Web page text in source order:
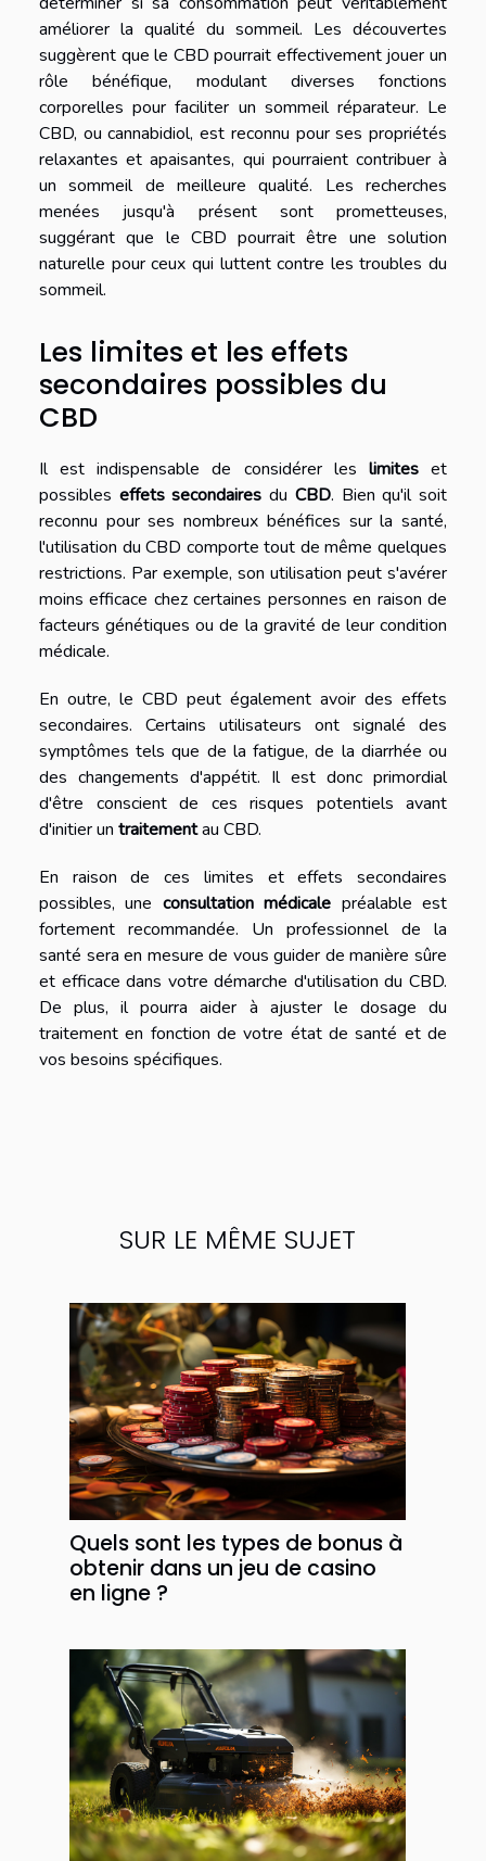
améliorer la qualité du sommeil. Les découvertes
suggèrent que le CBD pourrait effectivement jouer un
rôle bénéfique, modulant diverses fonctions
corporelles pour faciliter un sommeil réparateur. Le
CBD, ou cannabidiol, est reconnu pour ses propriétés
relaxantes et apaisantes, qui pourraient contribuer à
un sommeil de meilleure qualité. Les recherches
menées jusqu'à présent sont prometteuses,
suggérant que le CBD pourrait être une solution
naturelle pour ceux qui luttent contre les troubles du
sommeil.
Les limites et les effets
secondaires possibles du
CBD
Il est indispensable de considérer les limiteset
possibles effets secondaires du CBD. Bien qu'il soit
reconnu pour ses nombreux bénéfices sur la santé,
l'utilisation du CBD comporte tout de même quelques
restrictions. Par exemple, son utilisation peut s'avérer
moins efficace chez certaines personnes en raison de
facteurs génétiques ou de la gravité de leur condition
médicale.
En outre, le CBD peut également avoir des effets
secondaires. Certains utilisateurs ont signalé des
symptômes tels que de la fatigue, de la diarrhée ou
des changements d'appétit. Il est donc primordial
d'être conscient de ces risques potentiels avant
d'initier un traitementau CBD.
En raison de ces limites et effets secondaires
possibles, une consultation médicale préalable est
fortement recommandée. Un professionnel de la
santé sera en mesure de vous guider de manière sûre
et efficace dans votre démarche d'utilisation du CBD.
De plus, il pourra aider à ajuster le dosage du
traitement en fonction de votre état de santé et de
vos besoins spécifiques.
SUR LE MÊME SUJET
Quels sont les types de bonus à
obtenir dans un jeu de casino
en ligne ?